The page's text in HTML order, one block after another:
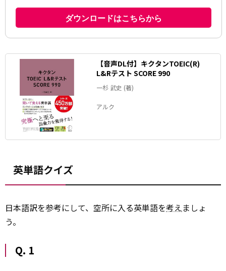
【音声DL付】キクタンTOEIC(R)
L&Rテスト SCORE 990
一杉 武史 (著)
アルク
英単語クイズ
日本語訳を参考にして、空所に入る英単語を考えましょ
う。
Q. 1